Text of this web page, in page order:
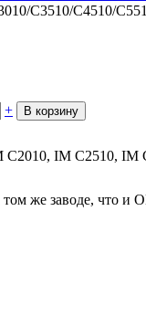
C3510/C­4510/
+ В корзину
C2010, IM C2510, IM
же заводе, что и